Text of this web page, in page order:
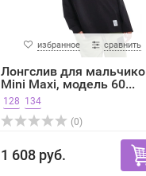
избранное сравнить
Лонгслив для
Mini Maxi, модель 60...
128 134
(0)
1 608 руб.